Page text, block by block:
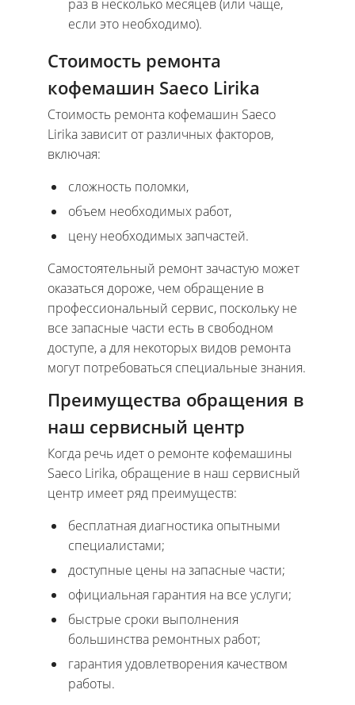
раз в несколько месяцев (или чаще,
если это необходимо).
Стоимость ремонта
кофемашин Saeco Lirika
Стоимость ремонта кофемашин Saeco
Lirika зависит от различных факторов,
включая:
сложность поломки,
объем необходимых работ,
цену необходимых запчастей.
Самостоятельный ремонт зачастую может
оказаться дороже, чем обращение в
профессиональный сервис, поскольку не
все запасные части есть в свободном
доступе, а для некоторых видов ремонта
могут потребоваться специальные знания.
Преимущества обращения в
наш сервисный центр
Когда речь идет о ремонте кофемашины
Saeco Lirika, обращение в наш сервисный
центр имеет ряд преимуществ:
бесплатная диагностика опытными
специалистами;
доступные цены на запасные части;
официальная гарантия на все услуги;
быстрые сроки выполнения
большинства ремонтных работ;
гарантия удовлетворения качеством
работы.